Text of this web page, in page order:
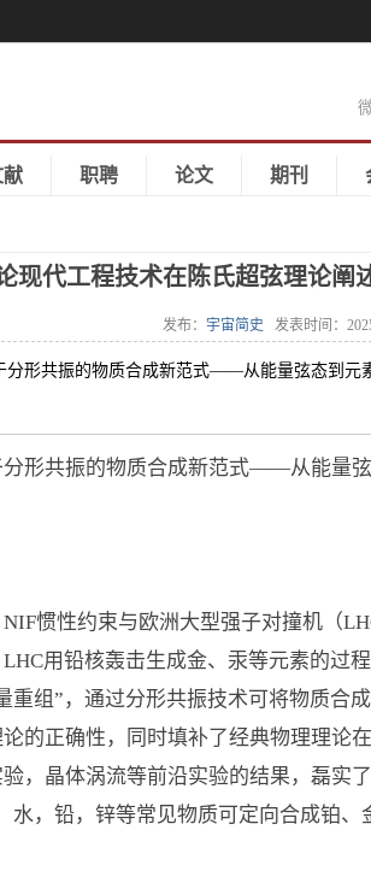
职聘 论文 期刊
现代工程技术在陈氏超弦理论阐
发布： 宇宙简史 发表时间：
分形共振的物质合成新范式——从能量弦态到元
分形共振的物质合成新范式——从能量
惯性约束与欧洲大型强子对撞机（
用铅核轰击生成金、汞等元素的过
重组”，通过分形共振技术可将物质合
的正确性，同时填补了经典物理理论
，晶体涡流等前沿实验的结果，磊实
水，铅，锌等常见物质可定向合成铂